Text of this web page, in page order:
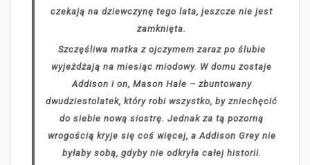
czekają na dziewczynę tego lata, jeszcze nie jest
zamknięta.
Szczęśliwa matka z ojczymem zaraz po ślubie
wyjeżdżają na miesiąc miodowy. W domu zostaje
Addison i on, Mason Hale – zbuntowany
dwudziestolatek, który robi wszystko, by zniechęcić
do siebie nową siostrę. Jednak za tą pozorną
wrogością kryje się coś więcej, a Addison Grey nie
byłaby sobą, gdyby nie odkryła całej historii.